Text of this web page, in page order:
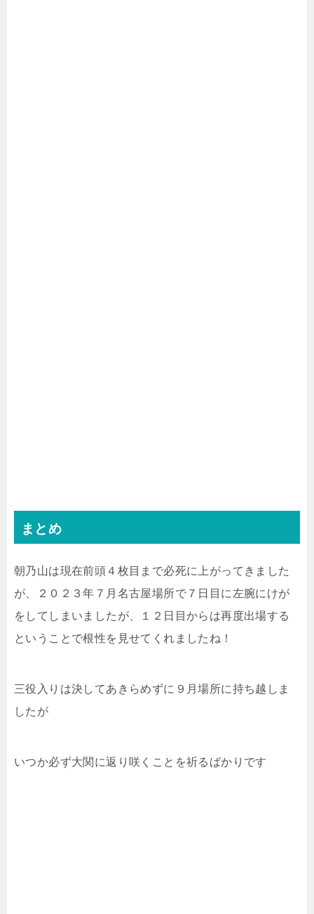
まとめ
朝乃山は現在前頭４枚目まで必死に上がってきました
が、２０２３年７月名古屋場所で７日目に左腕にけが
をしてしまいましたが、１２日目からは再度出場する
ということで根性を見せてくれましたね！
三役入りは決してあきらめずに９月場所に持ち越しま
したが
いつか必ず大関に返り咲くことを祈るばかりです